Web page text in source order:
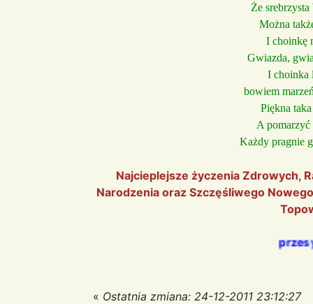
Że
Można
I choinkę
Gwiazda,
I choinka
bowiem
Piękna
A pomarzyć
Każdy pragnie
Najcieplejsze życzenia Zdrowych,
Narodzenia oraz Szczęśliwego
przesyła
« Ostatnia zmiana: 24-12-2011 23:12:27